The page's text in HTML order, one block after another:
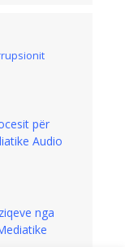
për
Audio
nga